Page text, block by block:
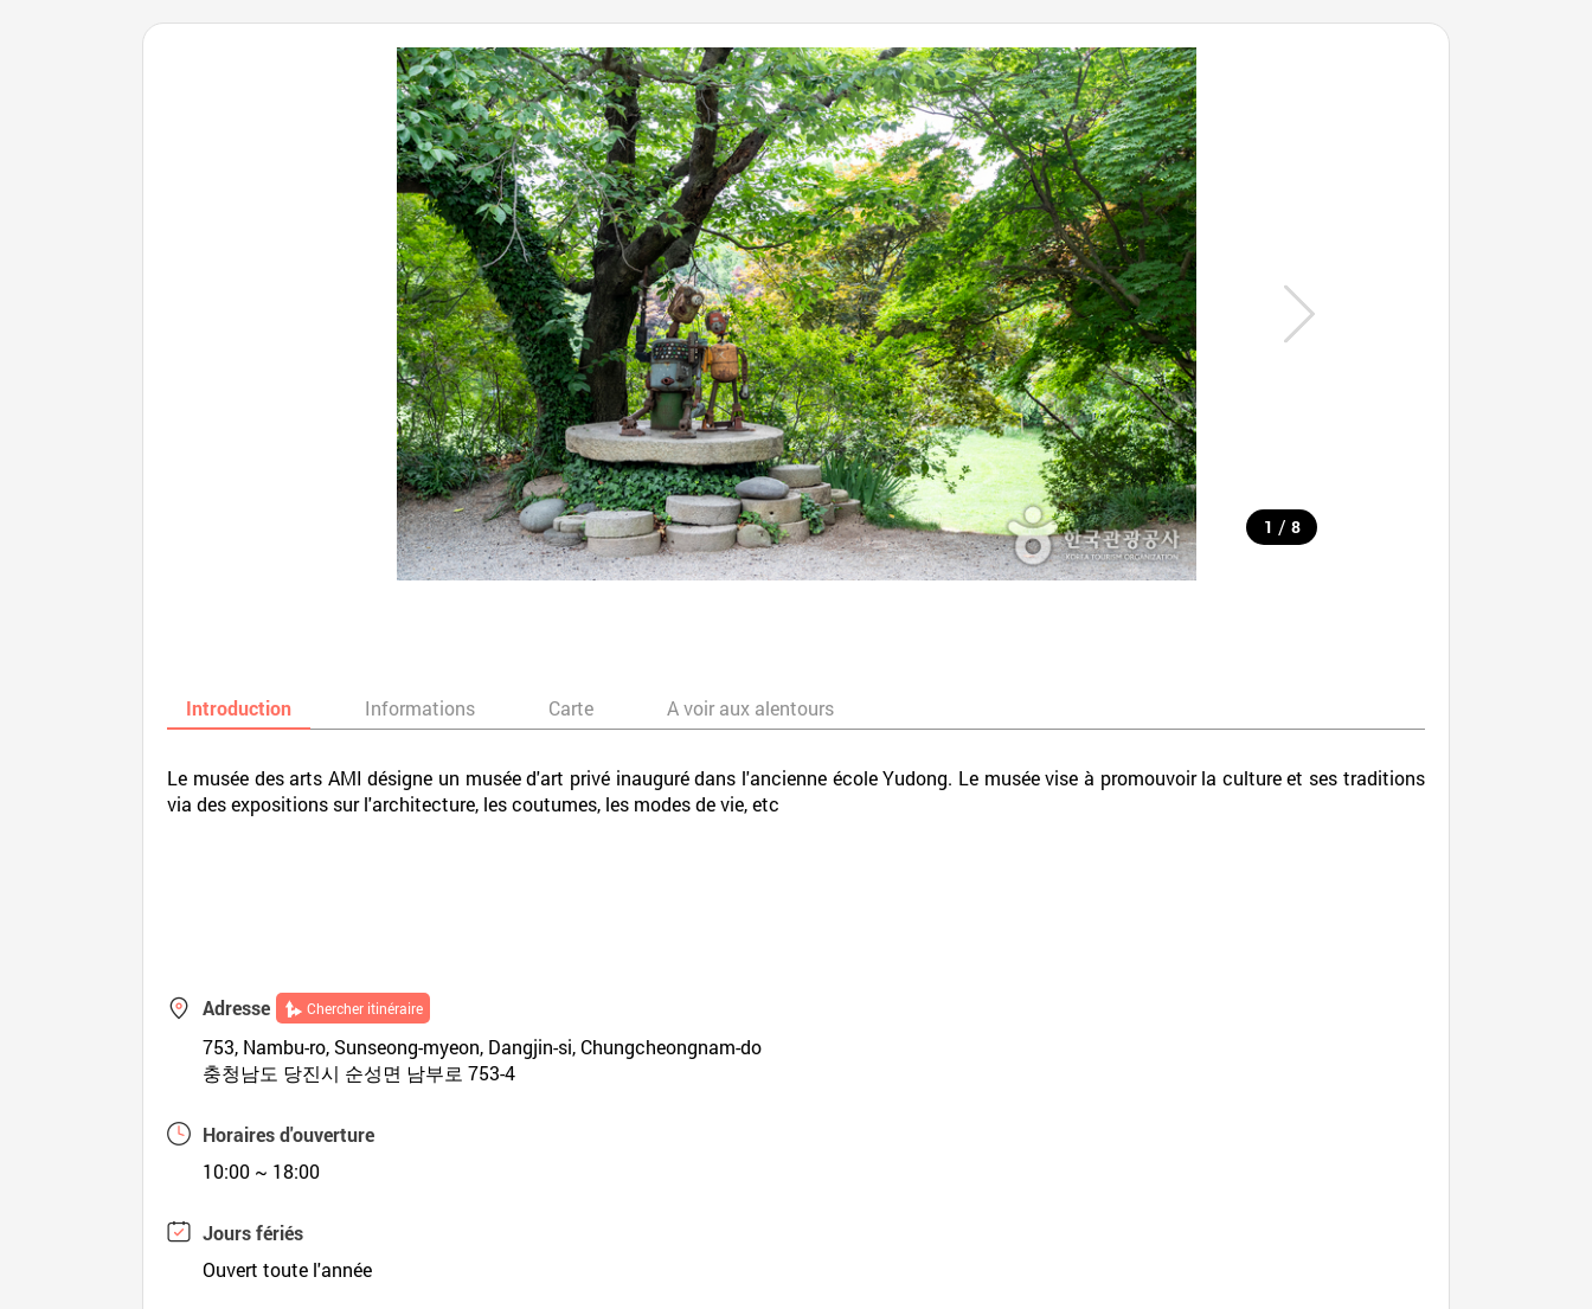
1 / 8
Introduction Informations Carte A voir aux alentours
Le musée des arts AMI désigne un musée d'art privé inauguré dans l'ancienne école Yudong. Le musée vise à promouvoir la culture et ses traditions
via des expositions sur l'architecture, les coutumes, les modes de vie, etc
Adresse Chercher itinéraire
753, Nambu-ro, Sunseong-myeon, Dangjin-si, Chungcheongnam-do
충청남도 당진시 순성면 남부로 753-4
Horaires d'ouverture
10:00 ~ 18:00
Jours fériés
Ouvert toute l'année